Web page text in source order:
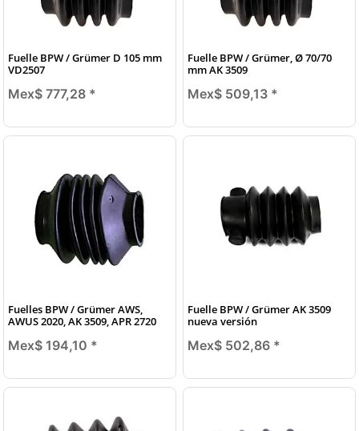
Fuelle BPW / Grümer D 105 mm
VD2507
Mex$ 777,28 *
Fuelle BPW / Grümer, Ø 70/70
mm AK 3509
Mex$ 509,13 *
Fuelles BPW / Grümer AWS,
AWUS 2020, AK 3509, APR 2720
Mex$ 194,10 *
Fuelle BPW / Grümer AK 3509
nueva versión
Mex$ 502,86 *